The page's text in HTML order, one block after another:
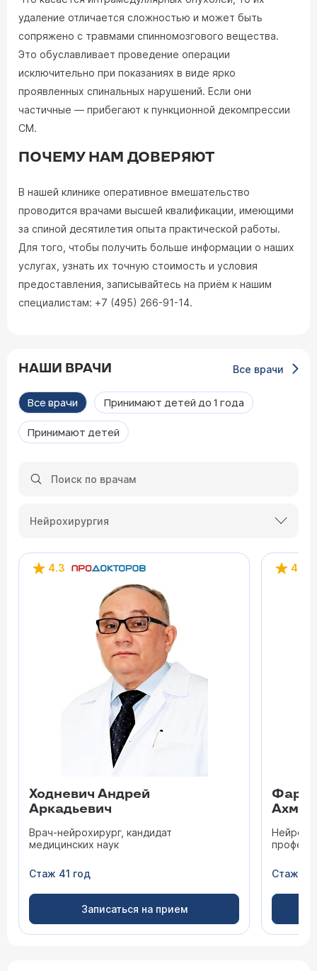
удаление отличается сложностью и может быть
сопряжено с травмами спинномозгового вещества.
Это обуславливает проведение операции
исключительно при показаниях в виде ярко
проявленных спинальных нарушений. Если они
частичные — прибегают к пункционной декомпрессии
СМ.
ПОЧЕМУ НАМ ДОВЕРЯЮТ
В нашей клинике оперативное вмешательство
проводится врачами высшей квалификации, имеющими
за спиной десятилетия опыта практической работы.
Для того, чтобы получить больше информации о наших
услугах, узнать их точную стоимость и условия
предоставления, записывайтесь на приём к нашим
специалистам: +7 (495) 266-91-14.
НАШИ ВРАЧИ Все врачи
Все врачи Принимают детей до 1 года
Принимают детей
Нейрохирургия
4.3
Ходневич Андрей
Аркадьевич
Врач-нейрохирург, кандидат
медицинских наук
Стаж 41 год
Записаться на прием
4.5
Стаж 30